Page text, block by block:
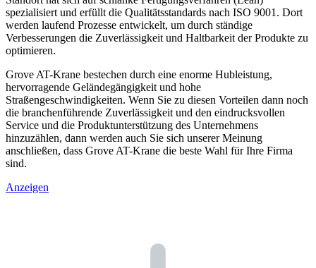
spezialisiert und erfüllt die Qualitätsstandards nach ISO 9001. Dort
werden laufend Prozesse entwickelt, um durch ständige
Verbesserungen die Zuverlässigkeit und Haltbarkeit der Produkte zu
optimieren.
Grove AT-Krane bestechen durch eine enorme Hubleistung,
hervorragende Geländegängigkeit und hohe
Straßengeschwindigkeiten. Wenn Sie zu diesen Vorteilen dann noch
die branchenführende Zuverlässigkeit und den eindrucksvollen
Service und die Produktunterstützung des Unternehmens
hinzuzählen, dann werden auch Sie sich unserer Meinung
anschließen, dass Grove AT-Krane die beste Wahl für Ihre Firma
sind.
Anzeigen